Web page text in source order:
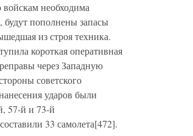
необходима
пополнены запасы
из строя техника.
короткая оперативная
через Западную
советского
ударов были
57-й и 73-й
33 самолета[472].